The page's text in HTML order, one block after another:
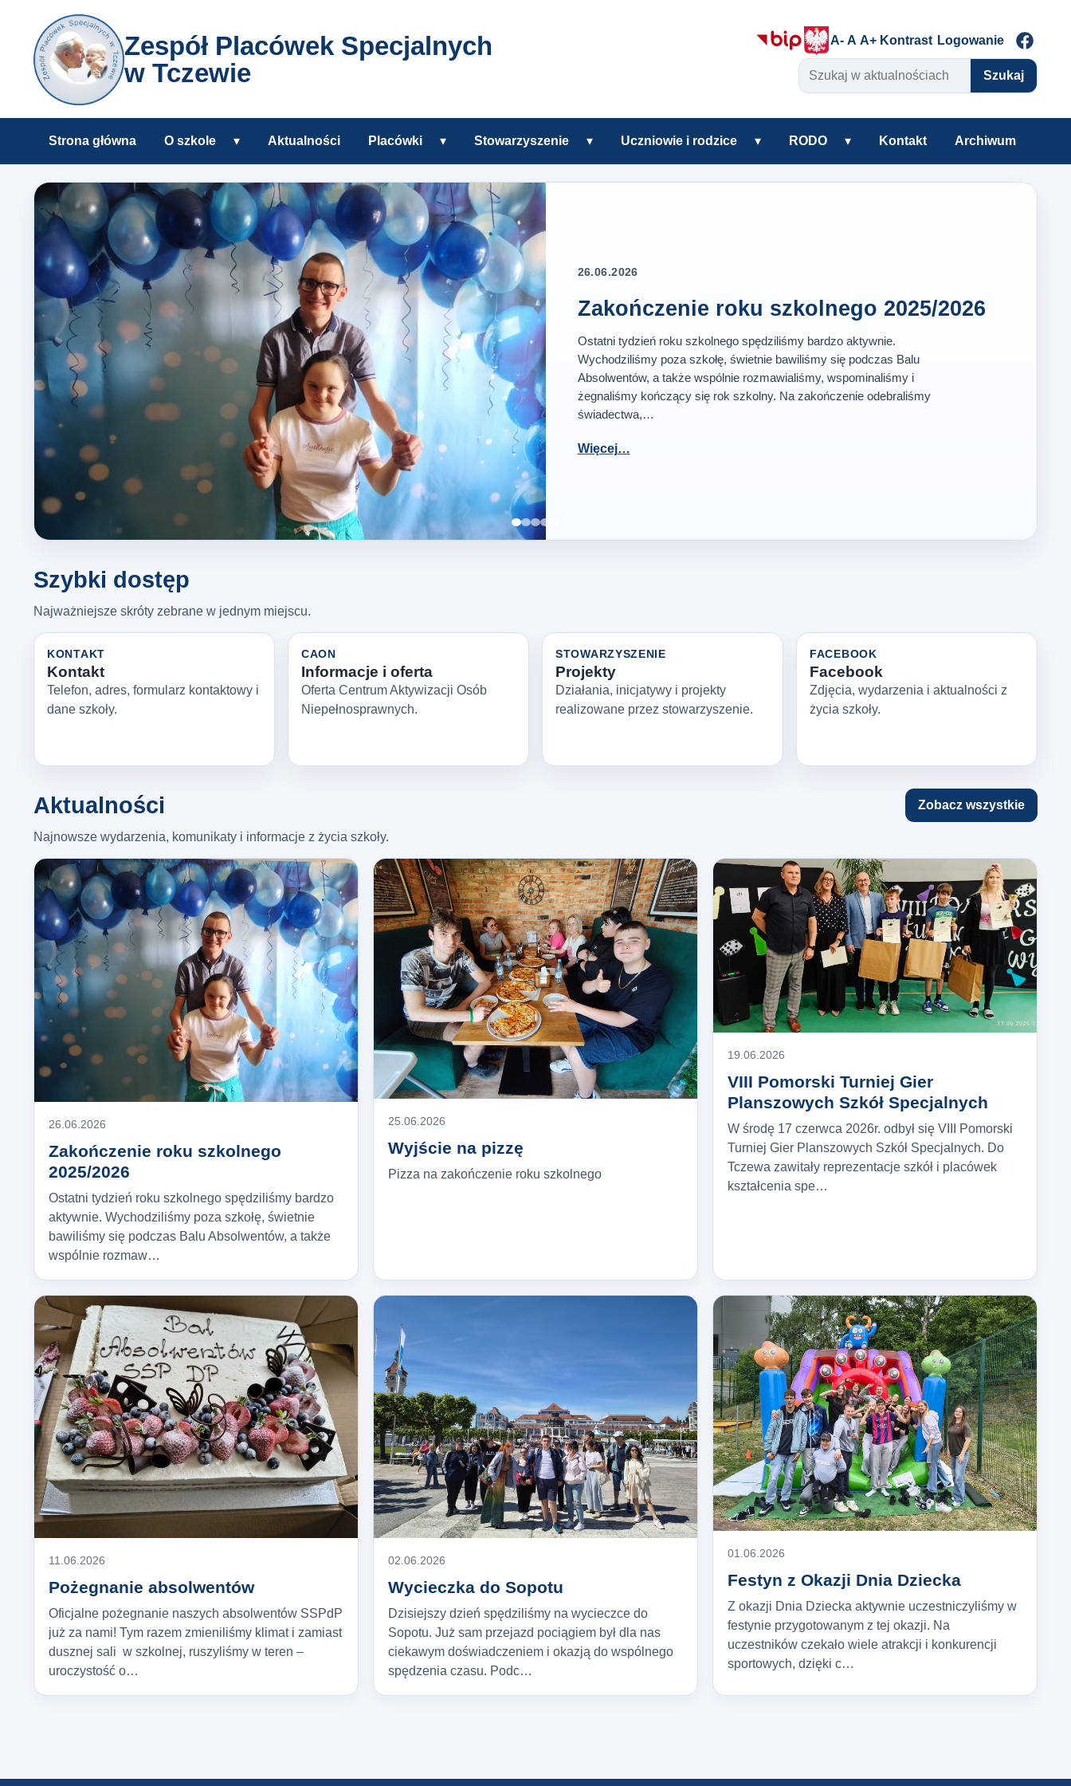
Zespół Placówek Specjalnych
w Tczewie
A- A A+ Kontrast Logowanie
Szukaj w aktualnościach
Szukaj
Strona główna O szkole ▾
Rozwiń podmenu O szkole
Aktualności Placówki ▾
Rozwiń podmenu Placówki
Stowarzyszenie ▾
Rozwiń podmenu Stowarzyszenie
Uczniowie i rodzice ▾
Rozwiń podmenu Uczniowie i rodzice
RODO ▾
Rozwiń podmenu RODO
Kontakt Archiwum
Zespół Placówek Specjalnych w Tczewie
26.06.2026
Zakończenie roku szkolnego 2025/2026
Ostatni tydzień roku szkolnego spędziliśmy bardzo aktywnie.
Wychodziliśmy poza szkołę, świetnie bawiliśmy się podczas Balu
Absolwentów, a także wspólnie rozmawialiśmy, wspominaliśmy i
żegnaliśmy kończący się rok szkolny. Na zakończenie odebraliśmy
świadectwa,…
Więcej…
Szybki dostęp
Najważniejsze skróty zebrane w jednym miejscu.
KONTAKT
Kontakt
Telefon, adres, formularz kontaktowy i
dane szkoły.
CAON
Informacje i oferta
Oferta Centrum Aktywizacji Osób
Niepełnosprawnych.
STOWARZYSZENIE
Projekty
Działania, inicjatywy i projekty
realizowane przez stowarzyszenie.
FACEBOOK
Facebook
Zdjęcia, wydarzenia i aktualności z
życia szkoły.
Aktualności
Najnowsze wydarzenia, komunikaty i informacje z życia szkoły.
Zobacz wszystkie
26.06.2026
Zakończenie roku szkolnego
2025/2026
Ostatni tydzień roku szkolnego spędziliśmy bardzo
aktywnie. Wychodziliśmy poza szkołę, świetnie
bawiliśmy się podczas Balu Absolwentów, a także
wspólnie rozmaw…
25.06.2026
Wyjście na pizzę
Pizza na zakończenie roku szkolnego
19.06.2026
VIII Pomorski Turniej Gier
Planszowych Szkół Specjalnych
W środę 17 czerwca 2026r. odbył się VIII Pomorski
Turniej Gier Planszowych Szkół Specjalnych. Do
Tczewa zawitały reprezentacje szkół i placówek
kształcenia spe…
11.06.2026
Pożegnanie absolwentów
Oficjalne pożegnanie naszych absolwentów SSPdP
już za nami! Tym razem zmieniliśmy klimat i zamiast
dusznej sali w szkolnej, ruszyliśmy w teren –
uroczystość o…
02.06.2026
Wycieczka do Sopotu
Dzisiejszy dzień spędziliśmy na wycieczce do
Sopotu. Już sam przejazd pociągiem był dla nas
ciekawym doświadczeniem i okazją do wspólnego
spędzenia czasu. Podc…
01.06.2026
Festyn z Okazji Dnia Dziecka
Z okazji Dnia Dziecka aktywnie uczestniczyliśmy w
festynie przygotowanym z tej okazji. Na
uczestników czekało wiele atrakcji i konkurencji
sportowych, dzięki c…